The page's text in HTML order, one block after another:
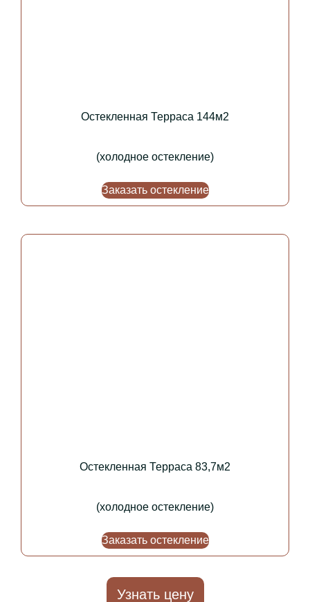
Остекленная Терраса 144м2
(холодное остекление)
Заказать остекление
Остекленная Терраса 83,7м2
(холодное остекление)
Заказать остекление
Узнать цену